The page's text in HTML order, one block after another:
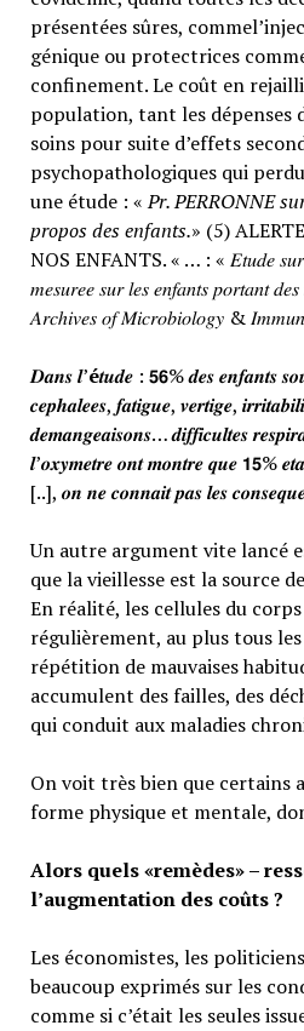
présentées sûres,
génique ou protectrices
confinement. Le coût en
population, tant les dépenses
soins pour suite d’effets
psychopathologiques qui
une étude : «Pr. PERRONNE
propos des enfants.» (5)
NOS ENFANTS. « … : « 𝐸𝑡𝑢𝑑𝑒 𝑠𝑢𝑟
𝑚𝑒𝑠𝑢𝑟𝑒𝑒 𝑠𝑢𝑟 𝑙𝑒𝑠 𝑒𝑛𝑓𝑎𝑛𝑡𝑠 𝑝𝑜𝑟𝑡𝑎𝑛𝑡
𝐴𝑟𝑐ℎ𝑖𝑣𝑒𝑠 𝑜𝑓 𝑀𝑖𝑐𝑟𝑜𝑏𝑖𝑜𝑙𝑜𝑔𝑦 &
𝑫𝒂𝒏𝒔 𝒍’é𝒕𝒖𝒅𝒆 : 𝟱𝟲% 𝒅𝒆𝒔 𝒆𝒏𝒇𝒂𝒏𝒕𝒔
𝒄𝒆𝒑𝒉𝒂𝒍𝒆𝒆𝒔, 𝒇𝒂𝒕𝒊𝒈𝒖𝒆, 𝒗𝒆𝒓𝒕𝒊𝒈𝒆,
𝒅𝒆𝒎𝒂𝒏𝒈𝒆𝒂𝒊𝒔𝒐𝒏𝒔… 𝒅𝒊𝒇𝒇𝒊𝒄𝒖𝒍𝒕𝒆𝒔
𝒍’𝒐𝒙𝒚𝒎𝒆𝒕𝒓𝒆 𝒐𝒏𝒕 𝒎𝒐𝒏𝒕𝒓𝒆 𝒒𝒖𝒆 𝟭𝟱%
[..], 𝒐𝒏 𝒏𝒆 𝒄𝒐𝒏𝒏𝒂𝒊𝒕 𝒑𝒂𝒔 𝒍𝒆𝒔
Un autre argument vite lancé
que la vieillesse est la source
En réalité, les cellules du
régulièrement, au plus tous
répétition de mauvaises
accumulent des failles, des
qui conduit aux maladies
On voit très bien que certains
forme physique et mentale,
Alors quels «remèdes» –
l’augmentation des coûts ?
Les économistes, les
beaucoup exprimés sur les
comme si c’était les seules